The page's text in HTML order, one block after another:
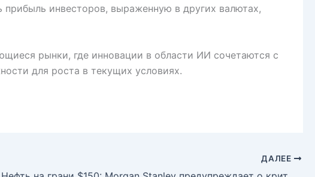
инвесторов, выраженную в других валютах,
рынки, где инновации в области ИИ сочетаются с
для роста в текущих условиях.
ДАЛЕЕ